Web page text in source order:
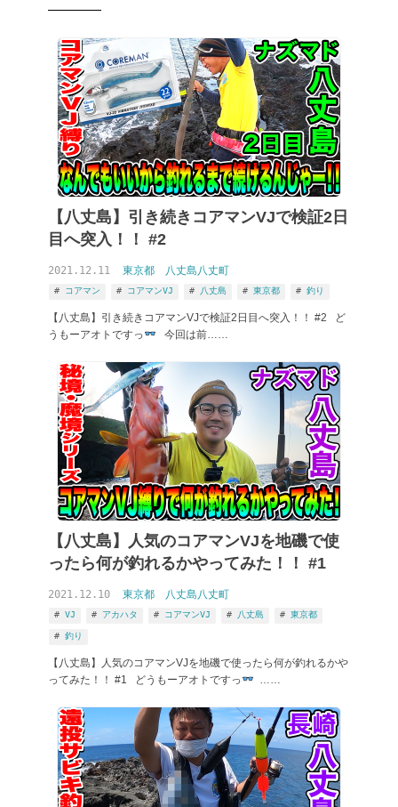
【八丈島】引き続きコアマンVJで検証2日
目へ突入！！ #2
2021.12.11 東京都 八丈島八丈町
コアマン コアマンVJ 八丈島 東京都 釣り
【八丈島】引き続きコアマンVJで検証2日目へ突入！！ #2 ど
うもーアオトですっ
今回は前……
【八丈島】人気のコアマンVJを地磯で使
ったら何が釣れるかやってみた！！ #1
2021.12.10 東京都 八丈島八丈町
VJ アカハタ コアマンVJ 八丈島 東京都
釣り
【八丈島】人気のコアマンVJを地磯で使ったら何が釣れるかや
ってみた！！ #1 どうもーアオトですっ
……